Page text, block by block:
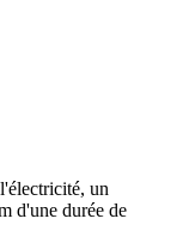
un
d'une durée de